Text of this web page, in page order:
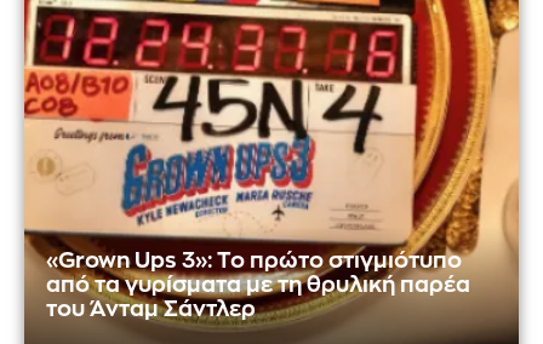
«Grown Ups 3»: Το πρώτο στιγμιότυπο
από τα γυρίσματα με τη θρυλική παρέα
του Άνταμ Σάντλερ